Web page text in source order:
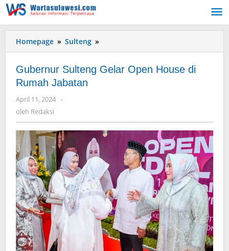
Lewati
ke
konten
Homepage » Sulteng »
Sulteng
Gelar
Open
Gubernur Sulteng Gelar Open House di
Rumah Jabatan
April 11, 2024 oleh
-
oleh Redaksi